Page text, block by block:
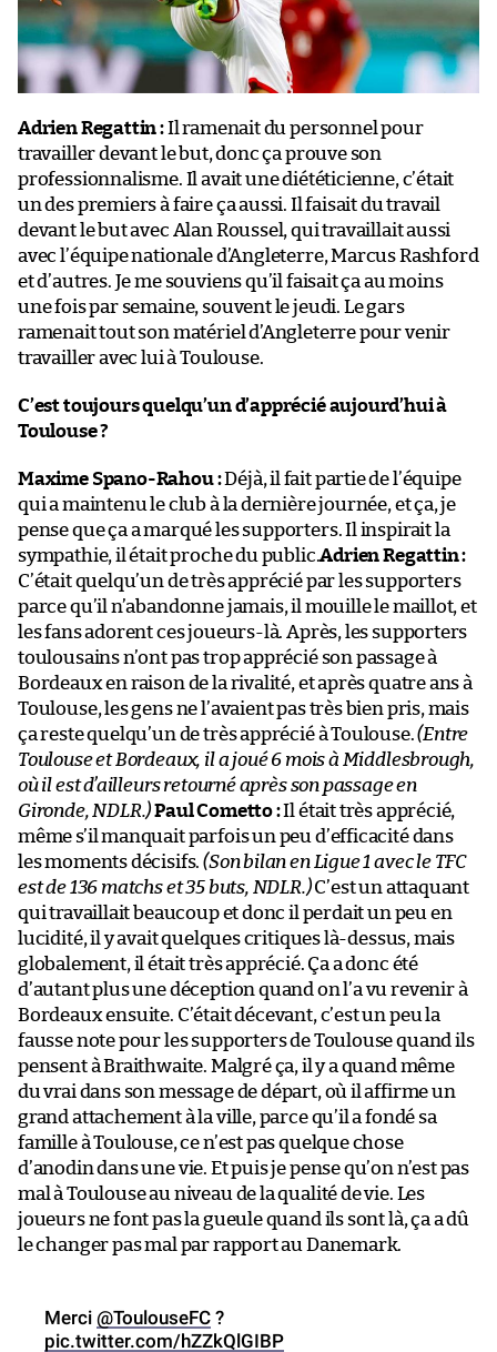
Adrien Regattin :Il ramenait du personnel pour
travailler devant le but, donc ça prouve son
professionnalisme. Il avait une diététicienne, c’était
un des premiers à faire ça aussi. Il faisait du travail
devant le but avec Alan Roussel, qui travaillait aussi
avec l’équipe nationale d’Angleterre, Marcus Rashford
et d’autres. Je me souviens qu’il faisait ça au moins
une fois par semaine, souvent le jeudi. Le gars
ramenait tout son matériel d’Angleterre pour venir
travailler avec lui à Toulouse.
C’est toujours quelqu’un d’apprécié aujourd’hui à
Toulouse ?
Maxime Spano-Rahou :Déjà, il fait partie de l’équipe
qui a maintenu le club à la dernière journée, et ça, je
pense que ça a marqué les supporters. Il inspirait la
sympathie, il était proche du public.Adrien Regattin :
C’était quelqu’un de très apprécié par les supporters
parce qu’il n’abandonne jamais, il mouille le maillot, et
les fans adorent ces joueurs-là. Après, les supporters
toulousains n’ont pas trop apprécié son passage à
Bordeaux en raison de la rivalité, et après quatre ans à
Toulouse, les gens ne l’avaient pas très bien pris, mais
ça reste quelqu’un de très apprécié à Toulouse.(Entre
Toulouse et Bordeaux, il a joué 6 mois à Middlesbrough,
où il est d’ailleurs retourné après son passage en
Gironde, NDLR.)Paul Cometto :Il était très apprécié,
même s’il manquait parfois un peu d’efficacité dans
les moments décisifs.(Son bilan en Ligue 1 avec le TFC
est de 136 matchs et 35 buts, NDLR.)C’est un attaquant
qui travaillait beaucoup et donc il perdait un peu en
lucidité, il y avait quelques critiques là-dessus, mais
globalement, il était très apprécié. Ça a donc été
d’autant plus une déception quand on l’a vu revenir à
Bordeaux ensuite. C’était décevant, c’est un peu la
fausse note pour les supporters de Toulouse quand ils
pensent à Braithwaite. Malgré ça, il y a quand même
du vrai dans son message de départ, où il affirme un
grand attachement à la ville, parce qu’il a fondé sa
famille à Toulouse, ce n’est pas quelque chose
d’anodin dans une vie. Et puis je pense qu’on n’est pas
mal à Toulouse au niveau de la qualité de vie. Les
joueurs ne font pas la gueule quand ils sont là, ça a dû
le changer pas mal par rapport au Danemark.
Merci @ToulouseFC ?
pic.twitter.com/hZZkQlGIBP